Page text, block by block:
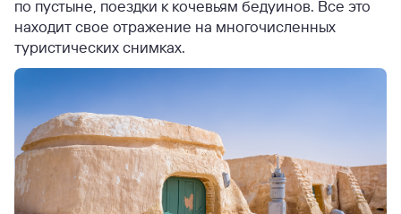
по пустыне, поездки к кочевьям бедуинов. Все это
находит свое отражение на многочисленных
туристических снимках.